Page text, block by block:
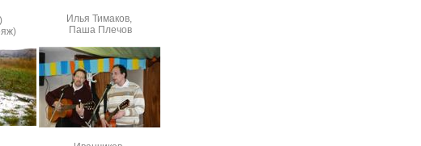
Илья Тимаков,
Паша Плечов